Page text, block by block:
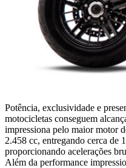
Potência, exclusividade e
motocicletas conseguem
impressiona pelo maior motor
2.458 cc, entregando cerca de
proporcionando acelerações
Além da performance